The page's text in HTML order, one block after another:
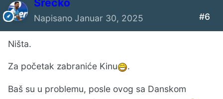
Napisano Januar 30, 2025 #6
Ništa.
Za početak zabraniće Kinu .
Baš su u problemu, posle ovog sa Danskom